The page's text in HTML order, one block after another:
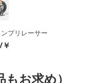
プリレーサー
お求め）